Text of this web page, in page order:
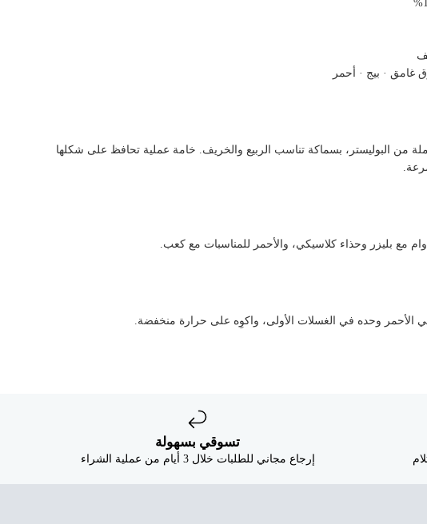
غامق · بيج · أحمر
ببطانة كاملة من البوليستر، بسماكة تناسب الربيع والخريف. خامة عملية تحافظ على شكلها
مع بليزر وحذاء كلاسيكي، والأحمر للمناسبات مع كعب.
الأحمر وحده في الغسلات الأولى، واكوِه على حرارة منخفضة.
تسوقي بسهولة
إرجاع مجاني للطلبات خلال 3 أيام من عملية الشراء